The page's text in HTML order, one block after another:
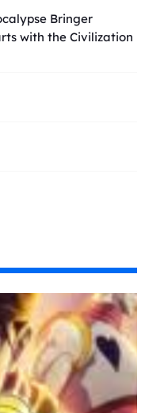
Bringer
with the Civilization